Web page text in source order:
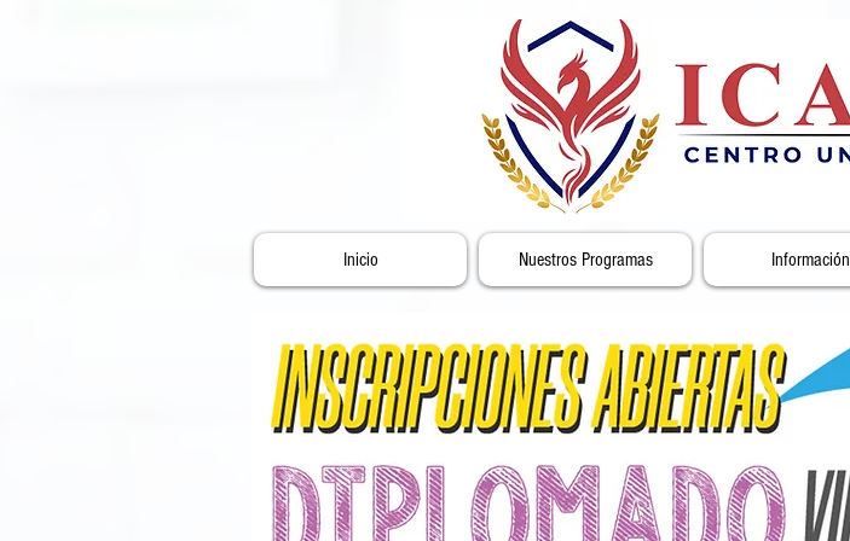
Inicio Nuestros Programas Información